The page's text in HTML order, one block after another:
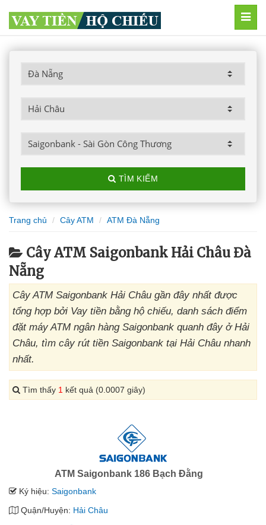
TÌM KIẾM
Trang chủ Cây ATM ATM Đà Nẵng
Cây ATM Saigonbank Hải Châu Đà
Nẵng
Cây ATM Saigonbank Hải Châu gần đây nhất được
tổng hợp bởi Vay tiền bằng hộ chiếu, danh sách điểm
đặt máy ATM ngân hàng Saigonbank quanh đây ở Hải
Châu, tìm cây rút tiền Saigonbank tại Hải Châu nhanh
nhất.
Tìm thấy 1 kết quả (0.0007 giây)
ATM Saigonbank 186 Bạch Đằng
Ký hiệu: Saigonbank
Quận/Huyện: Hải Châu